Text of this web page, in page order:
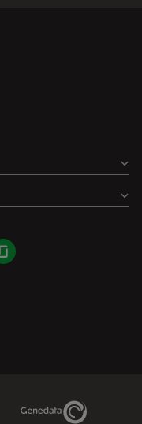
Glassdoor
Genedata Link